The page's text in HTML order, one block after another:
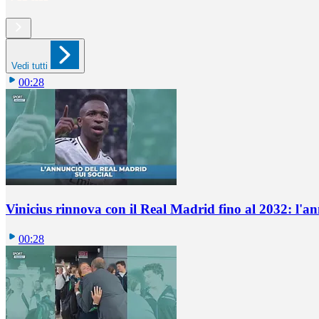
Vedi tutti
00:28
Vinicius rinnova con il Real Madrid fino al 2032:
00:28